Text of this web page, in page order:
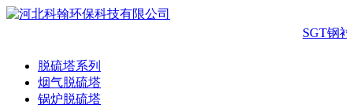
SGT钢
脱硫塔系列
烟气脱硫塔
锅炉脱硫塔